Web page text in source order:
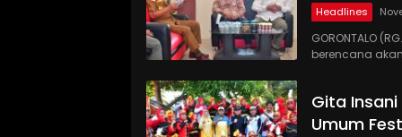
Headlines
GORONTALO
berencana
Gita
Umum